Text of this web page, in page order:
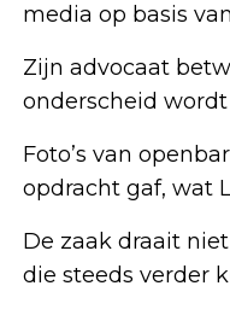
media op basis
Zijn advocaat
onderscheid
Foto’s van
opdracht gaf, wat
De zaak draait
die steeds verder